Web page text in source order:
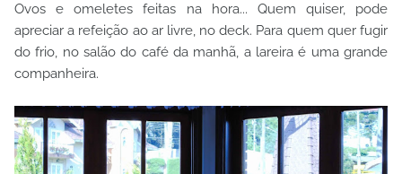
Ovos e omeletes feitas na hora... Quem quiser, pode
apreciar a refeição ao ar livre, no deck. Para quem quer fugir
do frio, no salão do café da manhã, a lareira é uma grande
companheira.